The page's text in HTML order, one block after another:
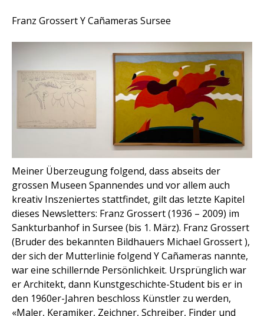
Franz Grossert Y Cañameras Sursee
Meiner Überzeugung folgend, dass abseits der
grossen Museen Spannendes und vor allem auch
kreativ Inszeniertes stattfindet, gilt das letzte Kapitel
dieses Newsletters: Franz Grossert (1936 – 2009) im
Sankturbanhof in Sursee (bis 1. März). Franz Grossert
(Bruder des bekannten Bildhauers Michael Grossert ),
der sich der Mutterlinie folgend Y Cañameras nannte,
war eine schillernde Persönlichkeit. Ursprünglich war
er Architekt, dann Kunstgeschichte-Student bis er in
den 1960er-Jahren beschloss Künstler zu werden,
«Maler, Keramiker, Zeichner, Schreiber, Finder und